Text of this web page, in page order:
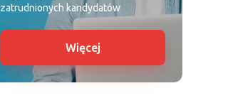
zatrudnionych kandydatów
Więcej